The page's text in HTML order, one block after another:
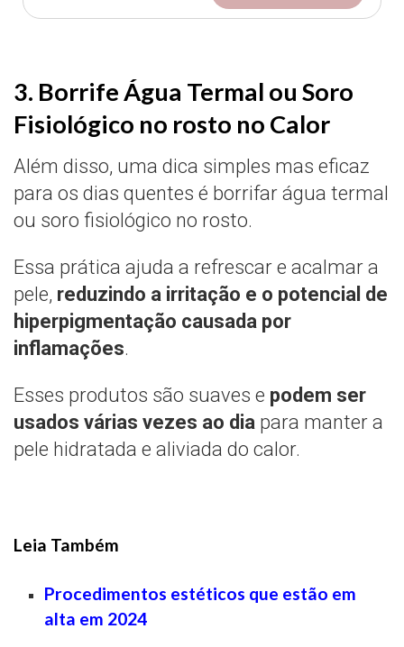
3. Borrife Água Termal ou Soro
Fisiológico no rosto no Calor
Além disso, uma dica simples mas eficaz
para os dias quentes é borrifar água termal
ou soro fisiológico no rosto.
Essa prática ajuda a refrescar e acalmar a
pele, reduzindo a irritação e o potencial de
hiperpigmentação causada por
inflamações.
Esses produtos são suaves e podem ser
usados várias vezes ao dia para manter a
pele hidratada e aliviada do calor.
Leia Também
Procedimentos estéticos que estão em
alta em 2024